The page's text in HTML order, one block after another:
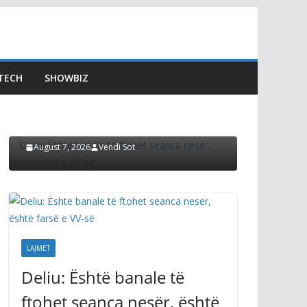
SHOWBIZ
Deliu: Është banale të
ftohet seanca nesër,
August 7, 2026 Vendi Sot
Kurti
LAJMET
Deliu: Është banale të
ftohet seanca nesër, është